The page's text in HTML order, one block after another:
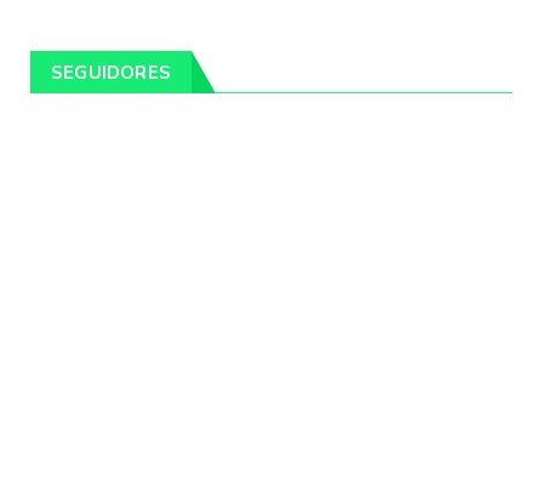
Pintores da Temática Gauchesca - parte
SEGUIDORES